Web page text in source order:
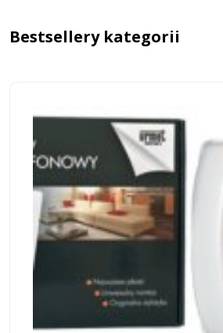
Bestsellery kategorii